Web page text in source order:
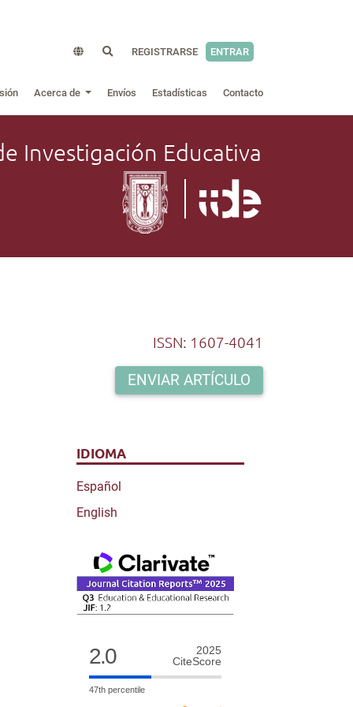
REGISTRARSE ENTRAR
Acerca de Envíos Estadísticas Contacto
Investigación Educativa
ISSN: 1607-4041
ENVIAR ARTÍCULO
IDIOMA
Español
English
2.0
2025
CiteScore
47th percentile